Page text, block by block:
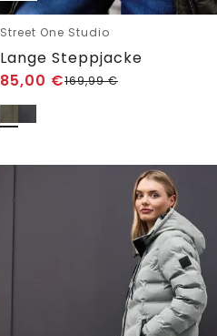
Street One Studio
Lange Steppjacke
85,00 €169,99€